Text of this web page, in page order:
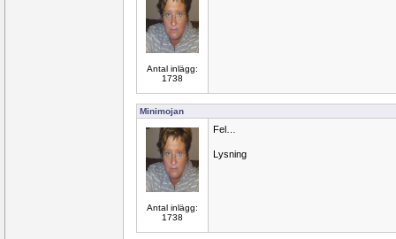
Antal inlägg:
1738
Minimojan
Antal inlägg:
1738
Fel…
Lysning